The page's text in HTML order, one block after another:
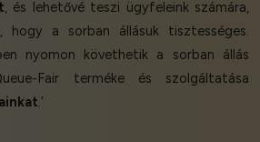
, és lehetővé teszi ügyfeleink számára,
hogy a sorban állásuk tisztességes.
nyomon követhetik a sorban állás
Fair terméke és szolgáltatása
.’